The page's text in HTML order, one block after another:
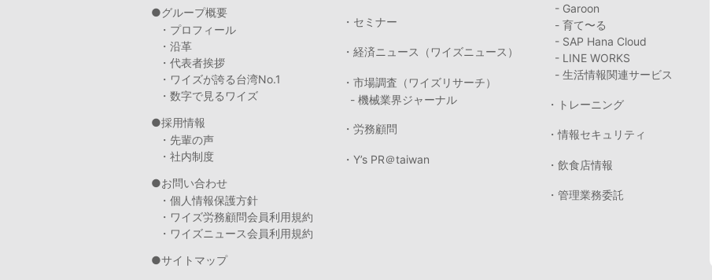
グループ概要
・プロフィール
・沿革
・代表者挨拶
・ワイズが誇る台湾No.1
・数字で見るワイズ
採用情報
・先輩の声
・社内制度
お問い合わせ
・個人情報保護方針
・ワイズ労務顧問会員利用規約
・ワイズニュース会員利用規約
サイトマップ
・セミナー
・経済ニュース（ワイズニュース）
・市場調査（ワイズリサーチ）
- 機械業界ジャーナル
・労務顧問
・Y’s PR＠taiwan
- Garoon
- 育て〜る
- SAP Hana Cloud
- LINE WORKS
- 生活情報関連サービス
・トレーニング
・情報セキュリティ
・飲食店情報
・管理業務委託